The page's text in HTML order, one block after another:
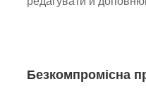
Безкомпромісна